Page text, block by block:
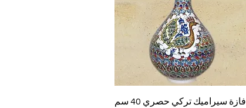
العرض السريع
فازة سيراميك تركي حصري 40 سم